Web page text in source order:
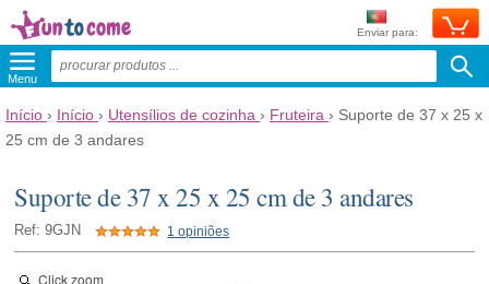
Enviar para:
Menu
Início › Início › Utensílios de cozinha › Fruteira › Suporte de 37 x 25 x
25 cm de 3 andares
Suporte de 37 x 25 x 25 cm de 3 andares
Ref: 9GJN 1 opiniões
Click zoom